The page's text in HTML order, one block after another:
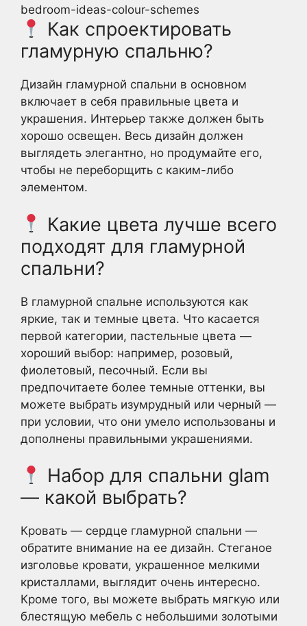
bedroom-ideas-colour-schemes
Как спроектировать
гламурную спальню?
Дизайн гламурной спальни в основном
включает в себя правильные цвета и
украшения. Интерьер также должен быть
хорошо освещен. Весь дизайн должен
выглядеть элегантно, но продумайте его,
чтобы не переборщить с каким-либо
элементом.
Какие цвета лучше всего
подходят для гламурной
спальни?
В гламурной спальне используются как
яркие, так и темные цвета. Что касается
первой категории, пастельные цвета —
хороший выбор: например, розовый,
фиолетовый, песочный. Если вы
предпочитаете более темные оттенки, вы
можете выбрать изумрудный или черный —
при условии, что они умело использованы и
дополнены правильными украшениями.
Набор для спальни glam
— какой выбрать?
Кровать — сердце гламурной спальни —
обратите внимание на ее дизайн. Стеганое
изголовье кровати, украшенное мелкими
кристаллами, выглядит очень интересно.
Кроме того, вы можете выбрать мягкую или
блестящую мебель с небольшими золотыми